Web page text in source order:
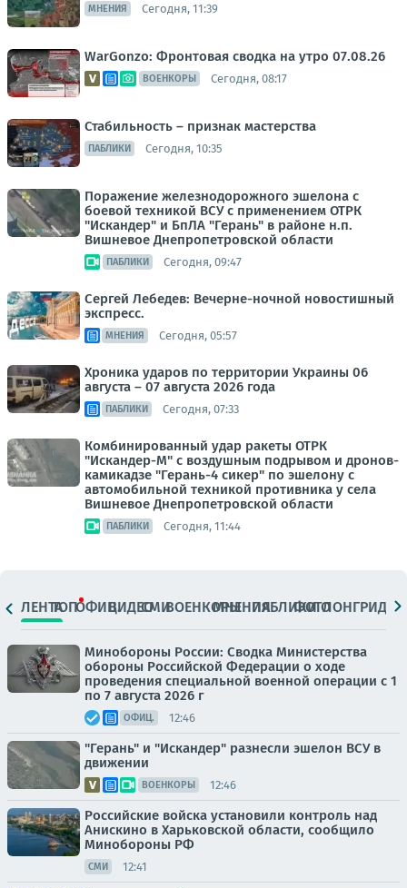
МНЕНИЯ Сегодня, 11:39
WarGonzo: Фронтовая сводка на утро 07.08.26
ВОЕНКОРЫ Сегодня, 08:17
Стабильность – признак мастерства
ПАБЛИКИ Сегодня, 10:35
Поражение железнодорожного эшелона с
боевой техникой ВСУ с применением ОТРК
"Искандер" и БпЛА "Герань" в районе н.п.
Вишневое Днепропетровской области
ПАБЛИКИ Сегодня, 09:47
Сергей Лебедев: Вечерне-ночной новостишный
экспресс.
МНЕНИЯ Сегодня, 05:57
Хроника ударов по территории Украины 06
августа – 07 августа 2026 года
ПАБЛИКИ Сегодня, 07:33
Комбинированный удар ракеты ОТРК
"Искандер-М" с воздушным подрывом и дронов-
камикадзе "Герань-4 сикер" по эшелону с
автомобильной техникой противника у села
Вишневое Днепропетровской области
ПАБЛИКИ Сегодня, 11:44
ЛЕНТАТОПОФИЦ.ВИДЕОСМИВОЕНКОРЫМНЕНИЯПАБЛИКИ
ФОТОЛОНГРИДЫ
Минобороны России: Сводка Министерства
обороны Российской Федерации о ходе
проведения специальной военной операции с 1
по 7 августа 2026 г
ОФИЦ. 12:46
"Герань" и "Искандер" разнесли эшелон ВСУ в
движении
ВОЕНКОРЫ 12:46
Российские войска установили контроль над
Анискино в Харьковской области, сообщило
Минобороны РФ
СМИ 12:41